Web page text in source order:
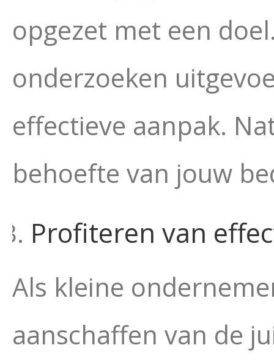
opgezet met een
onderzoeken
effectieve aanpak.
behoefte van jouw
Profiteren van
Als kleine
aanschaffen van de